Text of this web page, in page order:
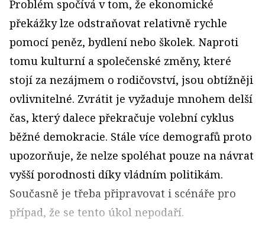
Problém spočívá v tom, že ekonomické
překážky lze odstraňovat relativně rychle
pomocí peněz, bydlení nebo školek. Naproti
tomu kulturní a společenské změny, které
stojí za nezájmem o rodičovství, jsou obtížněji
ovlivnitelné. Zvrátit je vyžaduje mnohem delší
čas, který dalece překračuje volební cyklus
běžné demokracie. Stále více demografů proto
upozorňuje, že nelze spoléhat pouze na návrat
vyšší porodnosti díky vládním politikám.
Současně je třeba připravovat i scénáře pro
případ, že se tento úkol nepodaří.